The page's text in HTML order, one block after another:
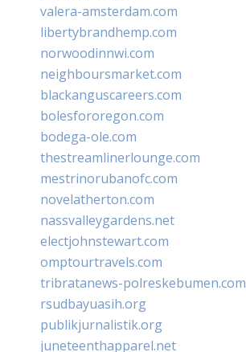
valera-amsterdam.com
libertybrandhemp.com
norwoodinnwi.com
neighboursmarket.com
blackanguscareers.com
bolesfororegon.com
bodega-ole.com
thestreamlinerlounge.com
mestrinorubanofc.com
novelatherton.com
nassvalleygardens.net
electjohnstewart.com
omptourtravels.com
tribratanews-polreskebumen.com
rsudbayuasih.org
publikjurnalistik.org
juneteenthapparel.net